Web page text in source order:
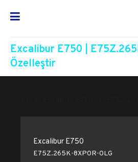
Excalibur E750 |
Özelleştir
Excalibur E750
E75Z.265K-8XP0R-0LG